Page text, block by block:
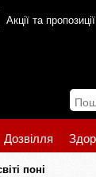
Акції та пропозиції
Дозвілля
поні